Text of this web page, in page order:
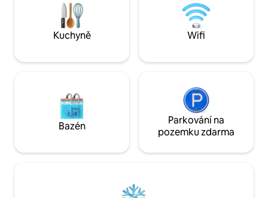
designu tohoto moderního prostoru je
luxusní koupelna s dvojitým jacuzzi
vanou součástí otevřeného prostoru,
odděleného pouze krásnými, svěžími
Pocit moderního luxusu pokračuje s
křišťálových svítidel. Ale to není konec
toho, co tento moderní byt má
nabídnout: TV se satelitními kanály,
počítač s bezdrátovým internetem a
tomu, aby se moderní globetrotter cítit
je ideálním místem pro první ranní kávu
hned za oknem.
abys měl/a pocit,
Kuchyně Wifi
Bazén
Parkování na
pozemku zdarma